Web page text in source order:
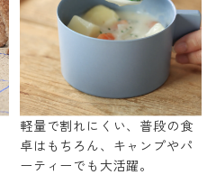
軽量で割れにくい、普段の食
卓はもちろん、キャンプやパ
ーティーでも大活躍。